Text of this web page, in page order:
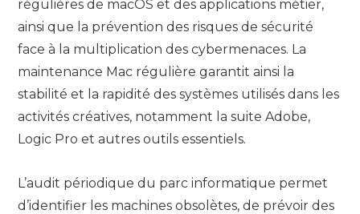
régulières de macOS et des applications métier,
ainsi que la prévention des risques de sécurité
face à la multiplication des cybermenaces. La
maintenance Mac régulière garantit ainsi la
stabilité et la rapidité des systèmes utilisés dans les
activités créatives, notamment la suite Adobe,
Logic Pro et autres outils essentiels.
L’audit périodique du parc informatique permet
d’identifier les machines obsolètes, de prévoir des